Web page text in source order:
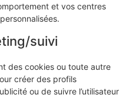
et vos centres
suivi
des cookies ou toute autre
créer des profils
ou de suivre l’utilisateur